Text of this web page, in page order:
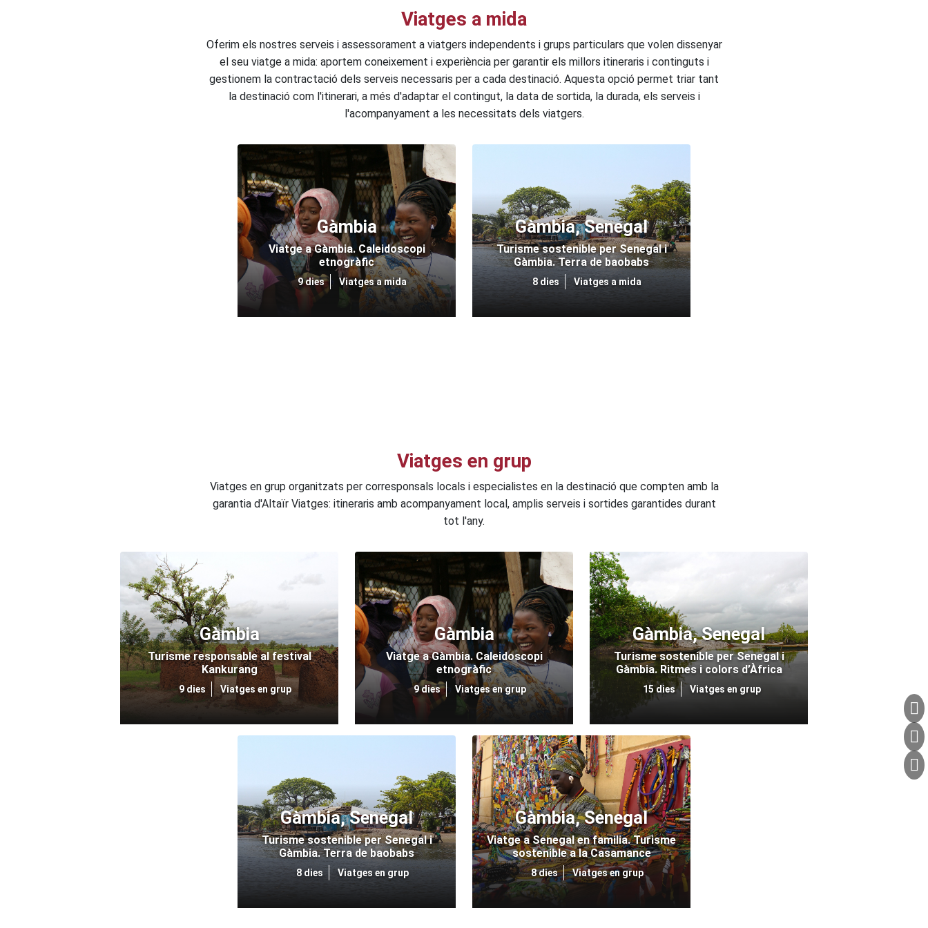
Viatges a mida
Oferim els nostres serveis i assessorament a viatgers independents i grups particulars que volen dissenyar
el seu viatge a mida: aportem coneixement i experiència per garantir els millors itineraris i continguts i
gestionem la contractació dels serveis necessaris per a cada destinació. Aquesta opció permet triar tant
la destinació com l'itinerari, a més d'adaptar el contingut, la data de sortida, la durada, els serveis i
l'acompanyament a les necessitats dels viatgers.
Gàmbia
Viatge a Gàmbia. Caleidoscopi
etnogràfic
9 dies Viatges a mida
Gàmbia, Senegal
Turisme sostenible per Senegal i
Gàmbia. Terra de baobabs
8 dies Viatges a mida
Viatges en grup
Viatges en grup organitzats per corresponsals locals i especialistes en la destinació que compten amb la
garantia d'Altaïr Viatges: itineraris amb acompanyament local, amplis serveis i sortides garantides durant
tot l'any.
Gàmbia
Turisme responsable al festival
Kankurang
9 dies Viatges en grup
Gàmbia
Viatge a Gàmbia. Caleidoscopi
etnogràfic
9 dies Viatges en grup
Gàmbia, Senegal
Turisme sostenible per Senegal i
Gàmbia. Ritmes i colors d’Àfrica
15 dies Viatges en grup
Gàmbia, Senegal
Turisme sostenible per Senegal i
Gàmbia. Terra de baobabs
8 dies Viatges en grup
Gàmbia, Senegal
Viatge a Senegal en familia. Turisme
sostenible a la Casamance
8 dies Viatges en grup